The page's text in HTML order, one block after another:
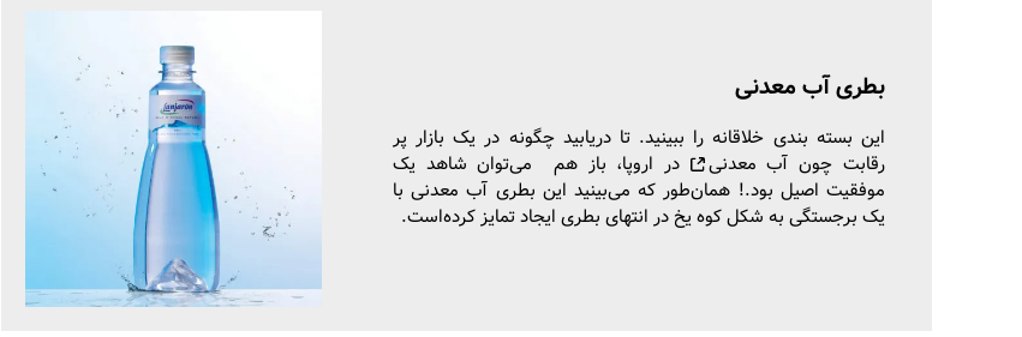
بطری آب معدنی
این بسته بندی خلاقانه را ببینید. تا دریابید چگونه در یک بازار پر
رقابت چون آب معدنی
در اروپا، باز هم می‌توان شاهد یک
موفقیت اصیل بود.! همان‌طور که می‌بینید این بطری آب معدنی با
یک برجستگی به شکل کوه یخ در انتهای بطری ایجاد تمایز کرده‌است.